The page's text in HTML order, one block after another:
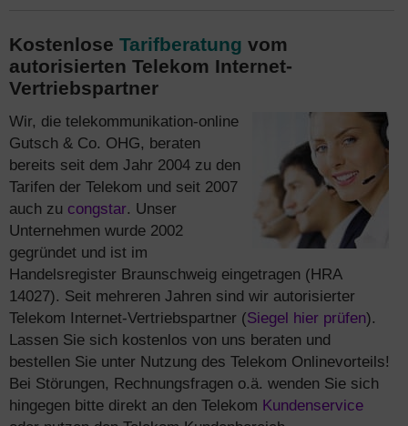
Kostenlose Tarifberatung vom
autorisierten Telekom Internet-
Vertriebspartner
Wir, die telekommunikation-online
Gutsch & Co. OHG, beraten
bereits seit dem Jahr 2004 zu den
Tarifen der Telekom und seit 2007
auch zu congstar. Unser
Unternehmen wurde 2002
gegründet und ist im
Handelsregister Braunschweig eingetragen (HRA
14027). Seit mehreren Jahren sind wir autorisierter
Telekom Internet-Vertriebspartner (Siegel hier prüfen).
Lassen Sie sich kostenlos von uns beraten und
bestellen Sie unter Nutzung des Telekom Onlinevorteils!
Bei Störungen, Rechnungsfragen o.ä. wenden Sie sich
hingegen bitte direkt an den Telekom Kundenservice